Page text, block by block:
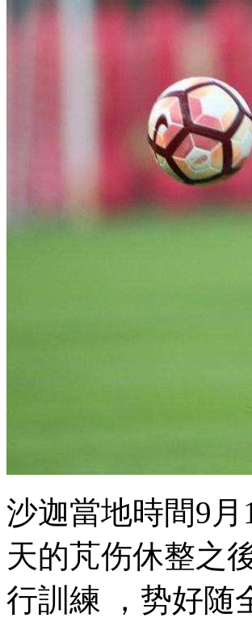
沙迦當地時間9月
天的芃伤休整之後
行訓練 ，势好随